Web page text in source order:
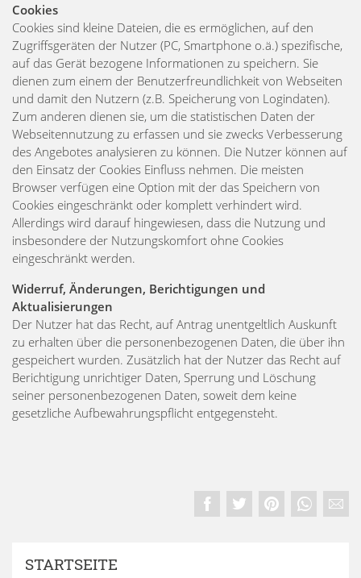
Cookies
Cookies sind kleine Dateien, die es ermöglichen, auf den
Zugriffsgeräten der Nutzer (PC, Smartphone o.ä.) spezifische,
auf das Gerät bezogene Informationen zu speichern. Sie
dienen zum einem der Benutzerfreundlichkeit von Webseiten
und damit den Nutzern (z.B. Speicherung von Logindaten).
Zum anderen dienen sie, um die statistischen Daten der
Webseitennutzung zu erfassen und sie zwecks Verbesserung
des Angebotes analysieren zu können. Die Nutzer können auf
den Einsatz der Cookies Einfluss nehmen. Die meisten
Browser verfügen eine Option mit der das Speichern von
Cookies eingeschränkt oder komplett verhindert wird.
Allerdings wird darauf hingewiesen, dass die Nutzung und
insbesondere der Nutzungskomfort ohne Cookies
eingeschränkt werden.
Widerruf, Änderungen, Berichtigungen und
Aktualisierungen
Der Nutzer hat das Recht, auf Antrag unentgeltlich Auskunft
zu erhalten über die personenbezogenen Daten, die über ihn
gespeichert wurden. Zusätzlich hat der Nutzer das Recht auf
Berichtigung unrichtiger Daten, Sperrung und Löschung
seiner personenbezogenen Daten, soweit dem keine
gesetzliche Aufbewahrungspflicht entgegensteht.
STARTSEITE